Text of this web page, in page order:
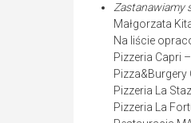
Zastanawiamy
Małgorzata
Na liście
Pizzeria Capri
Pizza&Burgery
Pizzeria La
Pizzeria La